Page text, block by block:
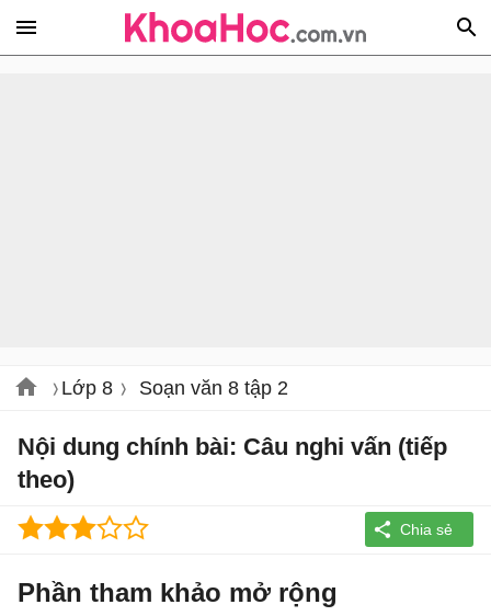
Lớp 8 Soạn văn 8 tập 2
Nội dung chính bài: Câu nghi vấn (tiếp
theo)
Phần tham khảo mở rộng